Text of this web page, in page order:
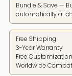
Bundle & Save —
automatically at
Free Shipping
3-Year Warranty
Free Customization
Worldwide